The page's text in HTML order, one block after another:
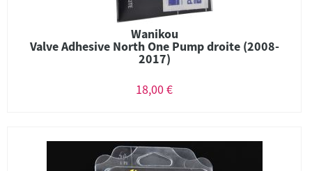
Wanikou
Valve Adhesive North One Pump droite (2008-
2017)
18,00 €